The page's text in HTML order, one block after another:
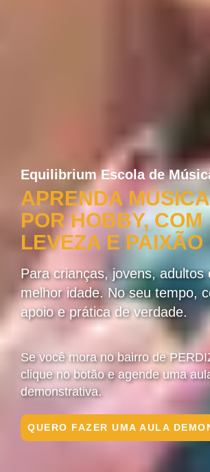
Equilibrium Escola de
APRENDA MÚSICA
POR HOBBY, COM
LEVEZA E PAIXÃO
Para crianças, jovens, adultos
melhor idade. No seu tempo,
apoio e prática de verdade.
Se você mora no bairro de
clique no botão e agende uma
demonstrativa.
QUERO FAZER UMA AULA